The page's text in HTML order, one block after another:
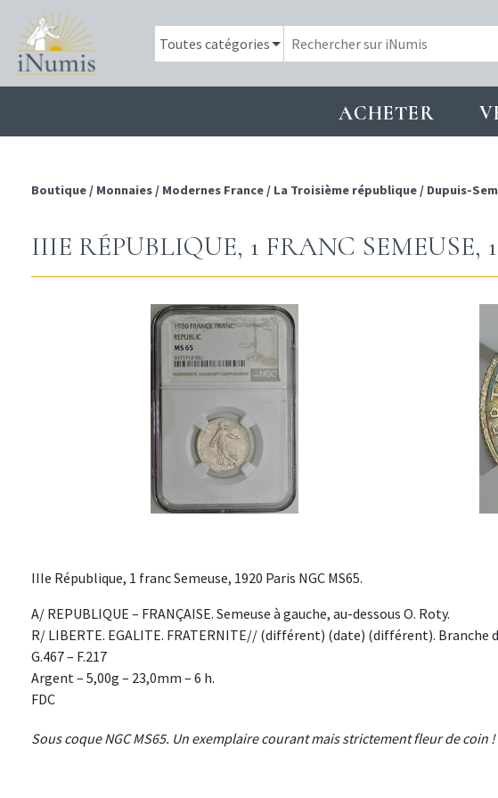
ACHETER
Boutique / Monnaies / Modernes France / La Troisième république / Dupuis-
IIIE RÉPUBLIQUE, 1 FRANC SEMEUSE,
IIIe République, 1 franc Semeuse, 1920 Paris NGC MS65.
A/ REPUBLIQUE – FRANÇAISE. Semeuse à gauche, au-dessous O. Roty.
R/ LIBERTE. EGALITE. FRATERNITE// (différent) (date) (différent). Branche
G.467 – F.217
Argent – 5,00g – 23,0mm – 6 h.
FDC
Sous coque NGC MS65. Un exemplaire courant mais strictement fleur de coin !